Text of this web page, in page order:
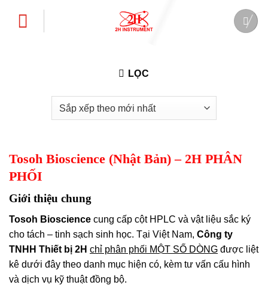
LỌC
Tosoh Bioscience (Nhật Bản) – 2H PHÂN
PHỐI
Giới thiệu chung
Tosoh Bioscience cung cấp cột HPLC và vật liệu sắc ký
cho tách – tinh sạch sinh học. Tại Việt Nam, Công ty
TNHH Thiết bị 2H chỉ phân phối MỘT SỐ DÒNG được liệt
kê dưới đây theo danh mục hiện có, kèm tư vấn cấu hình
và dịch vụ kỹ thuật đồng bộ.